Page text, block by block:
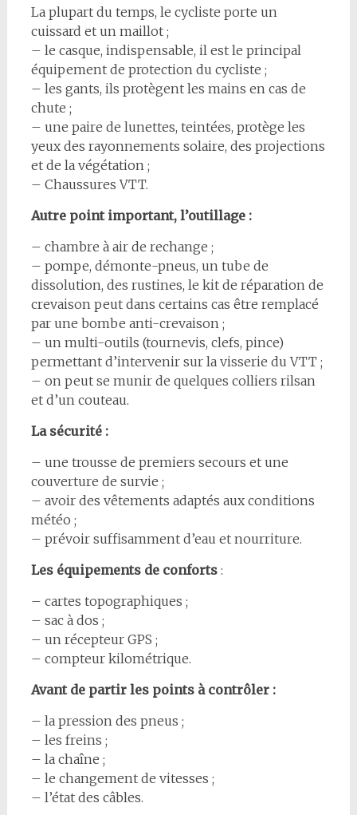
La plupart du temps, le cycliste porte un
cuissard et un maillot ;
– le casque, indispensable, il est le principal
équipement de protection du cycliste ;
– les gants, ils protègent les mains en cas de
chute ;
– une paire de lunettes, teintées, protège les
yeux des rayonnements solaire, des projections
et de la végétation ;
– Chaussures VTT.
Autre point important, l’outillage :
– chambre à air de rechange ;
– pompe, démonte-pneus, un tube de
dissolution, des rustines, le kit de réparation de
crevaison peut dans certains cas être remplacé
par une bombe anti-crevaison ;
– un multi-outils (tournevis, clefs, pince)
permettant d’intervenir sur la visserie du VTT ;
– on peut se munir de quelques colliers rilsan
et d’un couteau.
La sécurité :
– une trousse de premiers secours et une
couverture de survie ;
– avoir des vêtements adaptés aux conditions
météo ;
– prévoir suffisamment d’eau et nourriture.
Les équipements de conforts:
– cartes topographiques ;
– sac à dos ;
– un récepteur GPS ;
– compteur kilométrique.
Avant de partir les points à contrôler :
– la pression des pneus ;
– les freins ;
– la chaîne ;
– le changement de vitesses ;
– l’état des câbles.